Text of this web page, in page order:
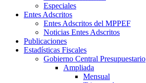
Especiales
Entes Adscritos
Entes Adscritos del MPPEF
Noticias Entes Adscritos
Publicaciones
Estadísticas Fiscales
Gobierno Central Presupuestario
Ampliada
Mensual